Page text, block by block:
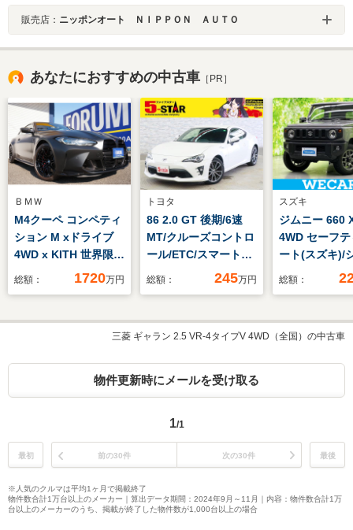
販売店： ニッポンオート ＮＩＰＰＯＮ ＡＵＴＯ
あなたにおすすめの中古車 ［PR］
ＢＭＷ
M4クーペ コンペティ
ション M xドライブ
4WD x KITH 世界限定
150台 フローズンブ
総額： 1720万円
トヨタ
86 2.0 GT 後期/6速
MT/クルーズコントロ
ール/ETC/スマートキ
ー/ストラーダナビ/地
ライト/純正AW
総額： 245万円
スズキ
ジムニー 660
4WD セーフ
ート(スズキ)/
ーター 前席/
ルミホイール
インチ/パワー
総額：
三菱 ギャラン 2.5 VR-4タイプV 4WD（全国）の中古車
物件更新時にメールを受け取る
1/1
最初 前の30件 次の30件 最後
※人気のクルマは平均1ヶ月で掲載終了
物件数合計1万台以上のメーカー｜算出データ期間：2024年9月～11月｜内容：物件数合計1万
台以上のメーカーのうち、掲載が終了した物件数が1,000台以上の場合